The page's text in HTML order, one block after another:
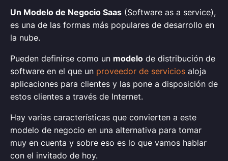
Un Modelo de Negocio Saas (Software as a service),
es una de las formas más populares de desarrollo en
la nube.
Pueden definirse como un modelo de distribución de
software en el que un proveedor de servicios aloja
aplicaciones para clientes y las pone a disposición de
estos clientes a través de Internet.
Hay varias características que convierten a este
modelo de negocio en una alternativa para tomar
muy en cuenta y sobre eso es lo que vamos hablar
con el invitado de hoy.